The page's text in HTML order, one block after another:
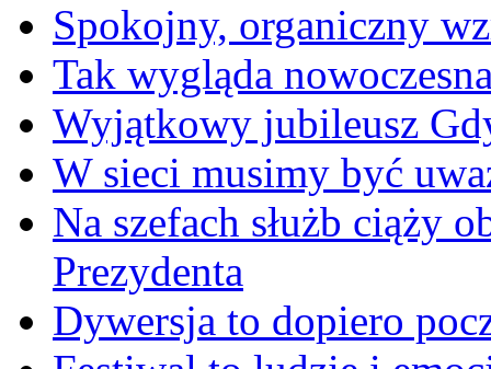
Spokojny, organiczny
Tak wygląda
Wyjątkowy jubileusz
W sieci musimy być
Na szefach służb ciąży
Prezydenta
Dywersja to dopiero